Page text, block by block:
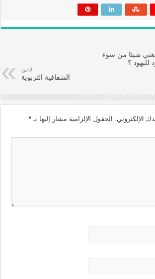
شيئا من سوء
لليهود ؟
لاحق
الشفافية التربوية
الإلكتروني. الحقول الإلزامية مشار إليها بـ*